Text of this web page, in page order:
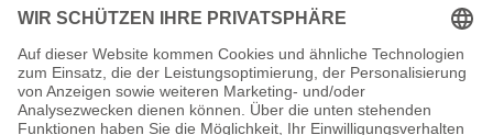
Sorry,Daniel Hähnelhas no availability for an appointment.
Zurück zum Terminoderkontaktieren Sie uns.